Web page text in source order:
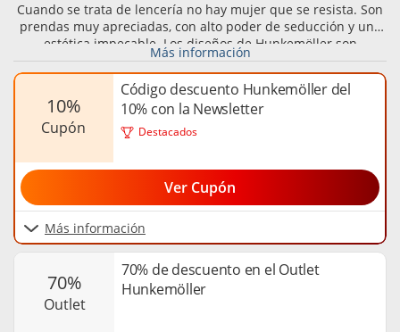
Cuando se trata de lencería no hay mujer que se resista. Son
prendas muy apreciadas, con alto poder de seducción y una
estética impecable. Los diseños de Hunkemöller son
fantásticas creaciones que satisfacen los deseos de la mujer
más exigente, tanto por su línea como por su confección.
Gracias al código descuento Hunkemöller puedes ahorrar
mucho en tus compras de artículos de lencería.
Más información
Destacados
10%
cupón
Código descuento Hunkemöller del
10% con la Newsletter
Más información
Ver Cupón
70%
outlet
70% de descuento en el Outlet
Hunkemöller